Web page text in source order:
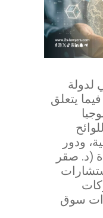
لدولة
يتعلق
ودور
(د. صقر
سوق